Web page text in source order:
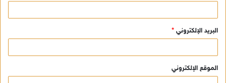
البريد الإلكتروني *
الموقع الإلكتروني